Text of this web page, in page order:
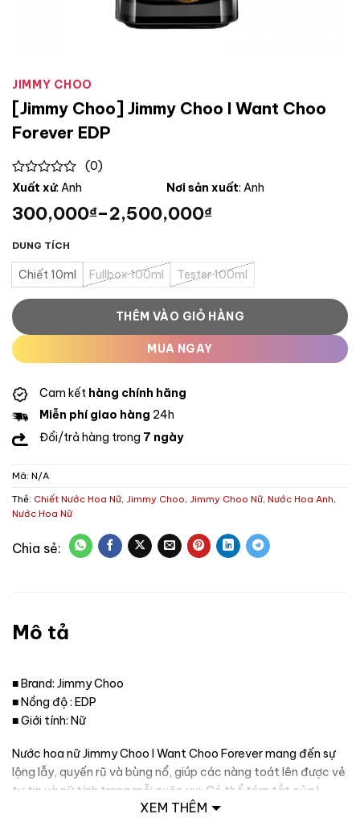
JIMMY CHOO
[Jimmy Choo] Jimmy Choo I Want Choo
Forever EDP
0
of
5
(0)
Xuất xứ: Anh Nơi sản xuất: Anh
300,000₫–2,500,000₫
DUNG TÍCH
Chiết 10ml Fullbox 100ml Tester 100ml
THÊM VÀO GIỎ HÀNG
MUA NGAY
Cam kết hàng chính hãng
Miễn phí giao hàng 24h
Đổi/trả hàng trong 7 ngày
Mã: N/A
Thẻ: Chiết Nước Hoa Nữ, Jimmy Choo, Jimmy Choo Nữ, Nước Hoa Anh,
Nước Hoa Nữ
Mô tả
■ Brand: Jimmy Choo
■ Nồng độ : EDP
■ Giới tính: Nữ
Nước hoa nữ Jimmy Choo I Want Choo Forever mang đến sự
lộng lẫy, quyến rũ và bùng nổ, giúp các nàng toát lên được vẻ
tự tin và nữ tính trong mỗi cuộc vui. Có thể tóm tắt của I
Want Choo Forever gói gọn trong 3 từ ấm – ngọt – cuốn.
XEM THÊM